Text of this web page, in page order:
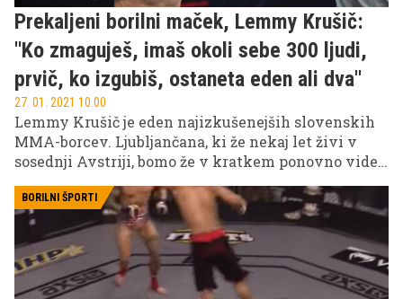
Prekaljeni borilni maček, Lemmy Krušič:
''Ko zmaguješ, imaš okoli sebe 300 ljudi,
prvič, ko izgubiš, ostaneta eden ali dva''
27. 01. 2021 10.00
Lemmy Krušič je eden najizkušenejših slovenskih
MMA-borcev. Ljubljančana, ki že nekaj let živi v
sosednji Avstriji, bomo že v kratkem ponovno videli
uživali novembra leta 2019, čeravno je tedaj proti
Poljaku Sebastianu Przybyszu na koncu vknjižil
poraz. ''Včasih zmagaš, drugič se učiš. Danes sem se
učil. Vrnil se bom, o tem ni dvoma'', je dejal kmalu
po spektaklu v hrvaški prestolnici. Zavoljo svoje
BORILNI ŠPORTI